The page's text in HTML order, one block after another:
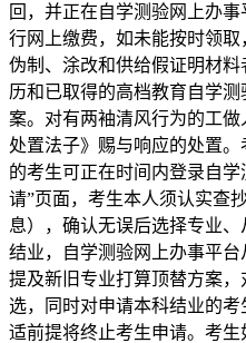
回，并正在自学测验网上办
行网上缴费，如未能按时领
伪制、涂改和供给假证明材
历和已取得的高档教育自学
案。对有两袖清风行为的工
处置法子》赐与响应的处置
的考生可正在时间内登录自
请”页面，考生本人须认实查
息），确认无误后选择专业
结业，自学测验网上办事平
提及新旧专业打算顶替方案
选，同时对申请本科结业的
适前提将终止考生申请。考